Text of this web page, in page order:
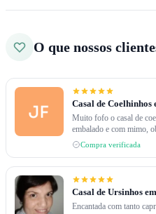
O que nossos
Casal de
Muito fofo o casal de
embalado e com mimo,
Compra verificada
Encantada com tanto